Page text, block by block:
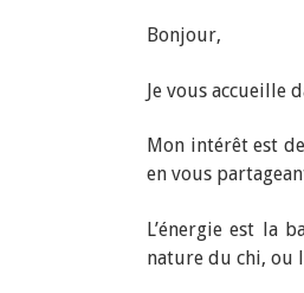
Bonjour,
Je vous accueille
Mon intérêt est
en vous
L’énergie est la
nature du chi, ou